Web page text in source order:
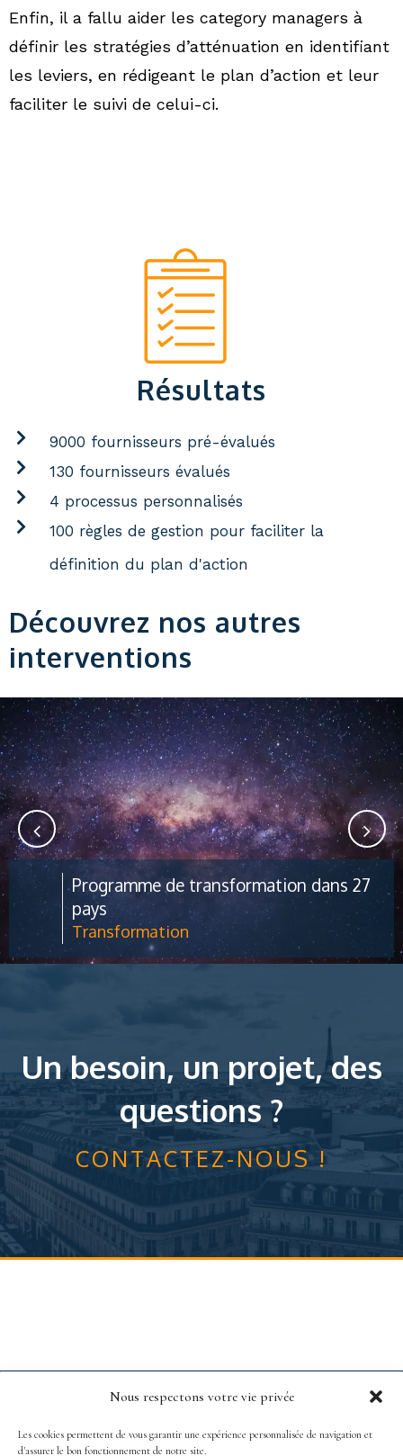
Nous respectons votre vie privée
Les cookies permettent de vous garantir une expérience personnalisée de navigation et
d'assurer le bon fonctionnement de notre site.
Enfin, il a fallu aider les category managers à
définir les stratégies d’atténuation en identifiant
les leviers, en rédigeant le plan d’action et leur
faciliter le suivi de celui-ci.​
Résultats
9000 fournisseurs pré-évalués
130 fournisseurs évalués
4 processus personnalisés
100 règles de gestion pour faciliter la
définition du plan d'action
Découvrez nos autres
interventions
Programme de transformation dans 27
pays
Transformation
Un besoin, un projet, des
questions ?
CONTACTEZ-NOUS !